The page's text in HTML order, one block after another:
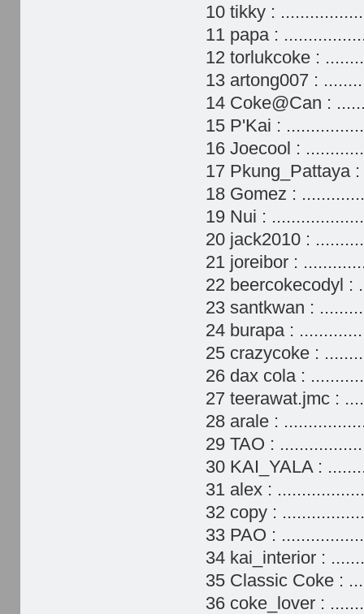
10 tikky :
11 papa :
12 torlukcoke :
13 artong007 :
14 Coke@Can :
15 P'Kai :
16 Joecool :
17 Pkung_Pattaya
18 Gomez :
19 Nui :
20 jack2010 :
21 joreibor :
22 beercokecodyl :
23 santkwan :
24 burapa :
25 crazycoke :
26 dax cola :
27 teerawat.jmc :
28 arale :
29 TAO :
30 KAI_YALA :
31 alex :
32 copy :
33 PAO :
34 kai_interior :
35 Classic Coke :
36 coke_lover :